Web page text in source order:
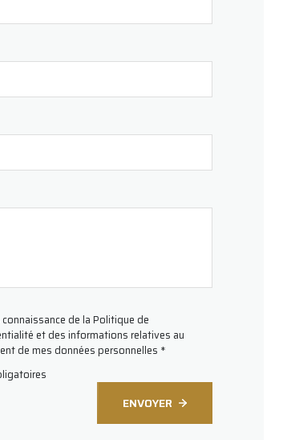
connaissance de la Politique de
et des informations relatives au
de mes données personnelles *
ENVOYER